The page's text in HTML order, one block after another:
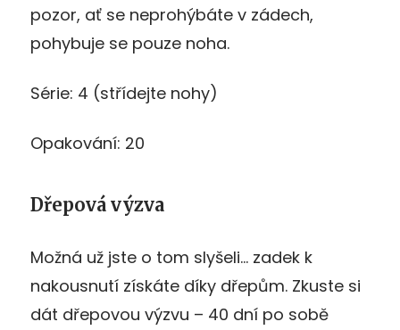
pozor, ať se neprohýbáte v zádech,
pohybuje se pouze noha.
Série: 4 (střídejte nohy)
Opakování: 20
Dřepová výzva
Možná už jste o tom slyšeli… zadek k
nakousnutí získáte díky dřepům. Zkuste si
dát dřepovou výzvu – 40 dní po sobě